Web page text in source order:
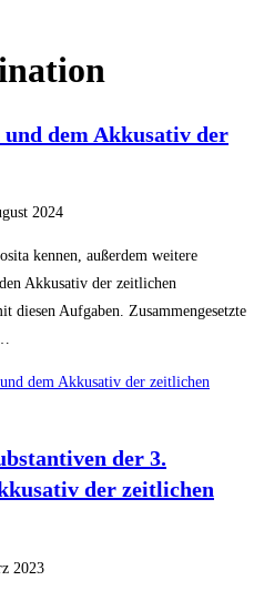
dem Akkusativ der
2024
kennen, außerdem weitere
Akkusativ der zeitlichen
diesen Aufgaben. Zusammengesetzte
dem Akkusativ der zeitlichen
der 3.
der zeitlichen
2023